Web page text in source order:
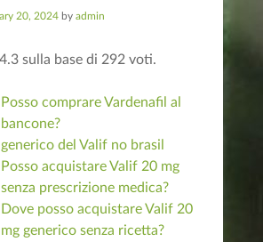
20, 2024by admin
4.3sulla base di 292 voti.
Posso comprare Vardenafil al
bancone?
generico del Valif no brasil
Posso acquistare Valif 20 mg
senza prescrizione medica?
Dove posso acquistare Valif 20
mg generico senza ricetta?